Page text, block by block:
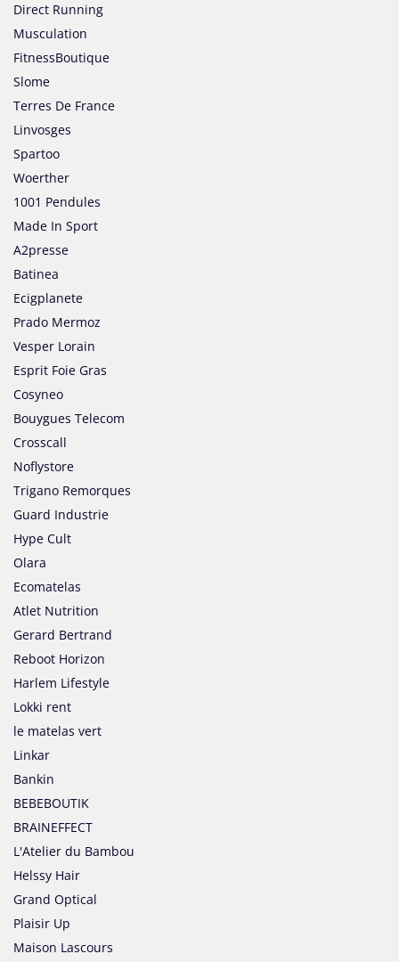
Direct Running
Musculation
FitnessBoutique
Slome
Terres De France
Linvosges
Spartoo
Woerther
1001 Pendules
Made In Sport
A2presse
Batinea
Ecigplanete
Prado Mermoz
Vesper Lorain
Esprit Foie Gras
Cosyneo
Bouygues Telecom
Crosscall
Noflystore
Trigano Remorques
Guard Industrie
Hype Cult
Olara
Ecomatelas
Atlet Nutrition
Gerard Bertrand
Reboot Horizon
Harlem Lifestyle
Lokki rent
le matelas vert
Linkar
Bankin
BEBEBOUTIK
BRAINEFFECT
L'Atelier du Bambou
Helssy Hair
Grand Optical
Plaisir Up
Maison Lascours